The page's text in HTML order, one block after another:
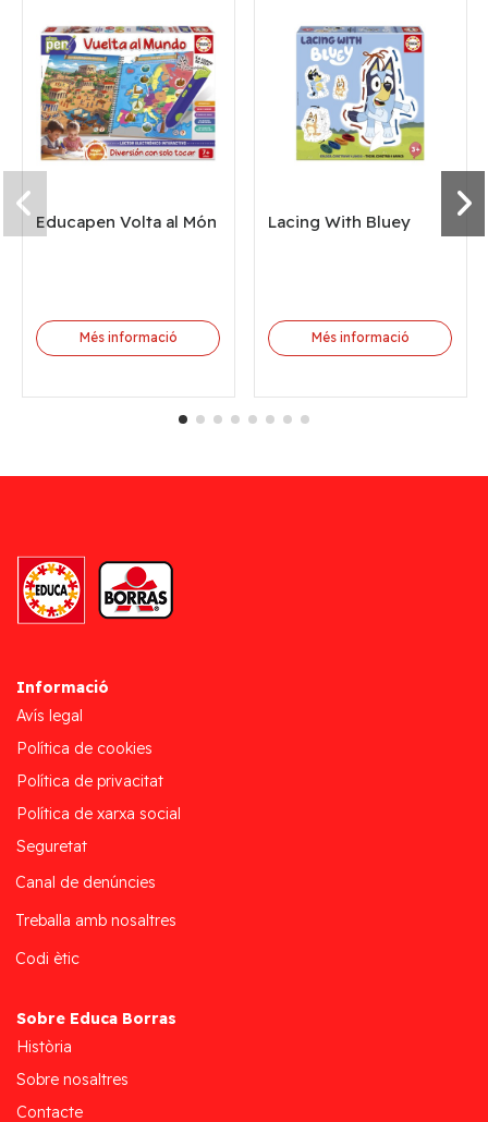
Educapen Volta al Món
Més informació
Lacing With Bluey
Més informació
Informació
Avís legal
Política de cookies
Política de privacitat
Política de xarxa social
Seguretat
Canal de denúncies
Treballa amb nosaltres
Codi ètic
Sobre Educa Borras
Història
Sobre nosaltres
Contacte